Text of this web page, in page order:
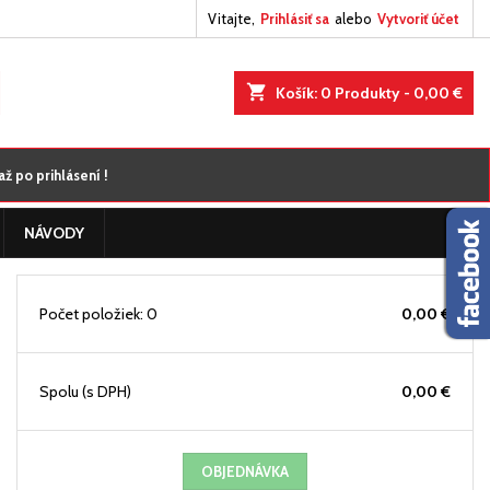
Vitajte, Prihlásiť sa alebo Vytvoriť účet
shopping_cart Košík: 0 Produkty - 0,00 €
po prihlásení !
NÁVODY
Počet položiek: 0 0,00 €
Spolu (s DPH) 0,00 €
OBJEDNÁVKA